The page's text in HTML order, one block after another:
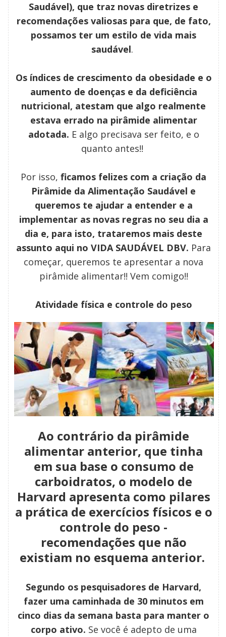
Saudável), que traz novas diretrizes e
recomendações valiosas para que, de fato,
possamos ter um estilo de vida mais
saudável.
Os índices de crescimento da obesidade e o
aumento de doenças e da deficiência
nutricional, atestam que algo realmente
estava errado na pirâmide alimentar
adotada. E algo precisava ser feito, e o
quanto antes!!
Por isso,ficamos felizes com a criação da
Pirâmide da Alimentação Saudável e
queremos te ajudar a entender e a
implementar as novas regras no seu dia a
dia e, para isto, trataremos mais deste
assunto aqui noVIDA SAUDÁVEL DBV. Para
começar, queremos te apresentar a nova
pirâmide alimentar!! Vem comigo!!
Atividade física e controle do peso
Ao contrário da pirâmide
alimentar anterior, que tinha
em sua base o consumo de
carboidratos, o modelo de
Harvard apresenta como pilares
a prática de exercícios físicos e o
controle do peso -
recomendações que não
existiam no esquema anterior.
Segundo os pesquisadores de Harvard,
fazer uma caminhada de 30 minutos em
cinco dias da semana basta para manter o
corpo ativo. Se você é adepto de uma